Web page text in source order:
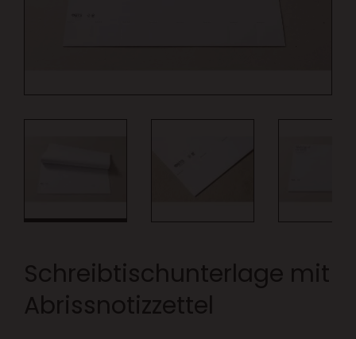
Schreibtischunterlage mit
Abrissnotizzettel